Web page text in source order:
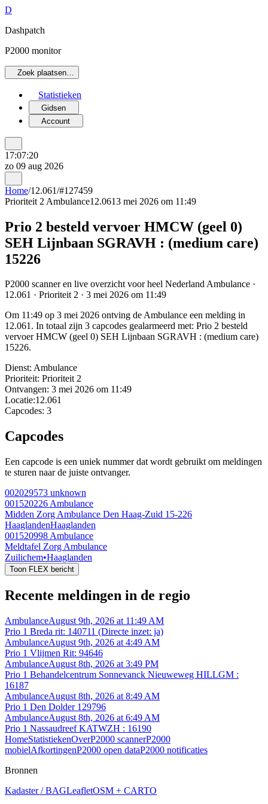
D
Dashpatch
P2000 monitor
Zoek plaatsen…
Statistieken
Gidsen
Account
17:07:20
zo 09 aug 2026
Home/12.061/#127459
Prioriteit 2 Ambulance12.0613 mei 2026 om 11:49
Prio 2 besteld vervoer HMCW (geel 0)
SEH Lijnbaan SGRAVH : (medium care)
15226
P2000 scanner en live overzicht voor heel Nederland Ambulance ·
12.061 · Prioriteit 2 · 3 mei 2026 om 11:49
Om 11:49 op 3 mei 2026 ontving de Ambulance een melding in
12.061. In totaal zijn 3 capcodes gealarmeerd met: Prio 2 besteld
vervoer HMCW (geel 0) SEH Lijnbaan SGRAVH : (medium care)
15226.
Dienst: Ambulance
Prioriteit: Prioriteit 2
Ontvangen: 3 mei 2026 om 11:49
Locatie:12.061
Capcodes: 3
Capcodes
Een capcode is een uniek nummer dat wordt gebruikt om meldingen
te sturen naar de juiste ontvanger.
002029573 unknown
001520226 Ambulance
Midden Zorg Ambulance Den Haag-Zuid 15-226
HaaglandenHaaglanden
001520998 Ambulance
Meldtafel Zorg Ambulance
Zuilichem•Haaglanden
Toon FLEX bericht
Recente meldingen in de regio
AmbulanceAugust 9th, 2026 at 11:49 AM
Prio 1 Breda rit: 140711 (Directe inzet: ja)
AmbulanceAugust 9th, 2026 at 4:49 AM
Prio 1 Vlijmen Rit: 94646
AmbulanceAugust 8th, 2026 at 3:49 PM
Prio 1 Behandelcentrum Sonnevanck Nieuweweg HILLGM :
16187
AmbulanceAugust 8th, 2026 at 8:49 AM
Prio 1 Den Dolder 129796
AmbulanceAugust 8th, 2026 at 6:49 AM
Prio 1 Nassaudreef KATWZH : 16190
HomeStatistiekenOverP2000 scannerP2000
mobielAfkortingenP2000 open dataP2000 notificaties
Bronnen
Kadaster / BAGLeafletOSM + CARTO